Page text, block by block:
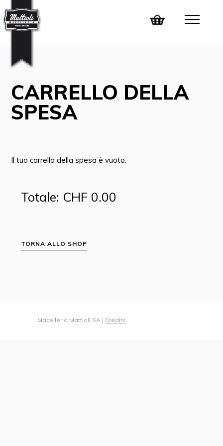
CARRELLO DELLA
SPESA
Il tuo carrello della spesa è vuoto.
Totale: CHF 0.00
TORNA ALLO SHOP
Macelleria Mattioli SA | Credits